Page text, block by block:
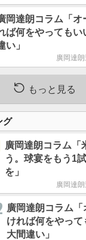
岡達朗コラム「
ば何をやってもい
い」
廣岡達
もっと見る
グ
廣岡達朗コラム「
う。球宴をもう1
を」
廣岡達
廣岡達朗コラム
ければ何をやっ
大間違い」